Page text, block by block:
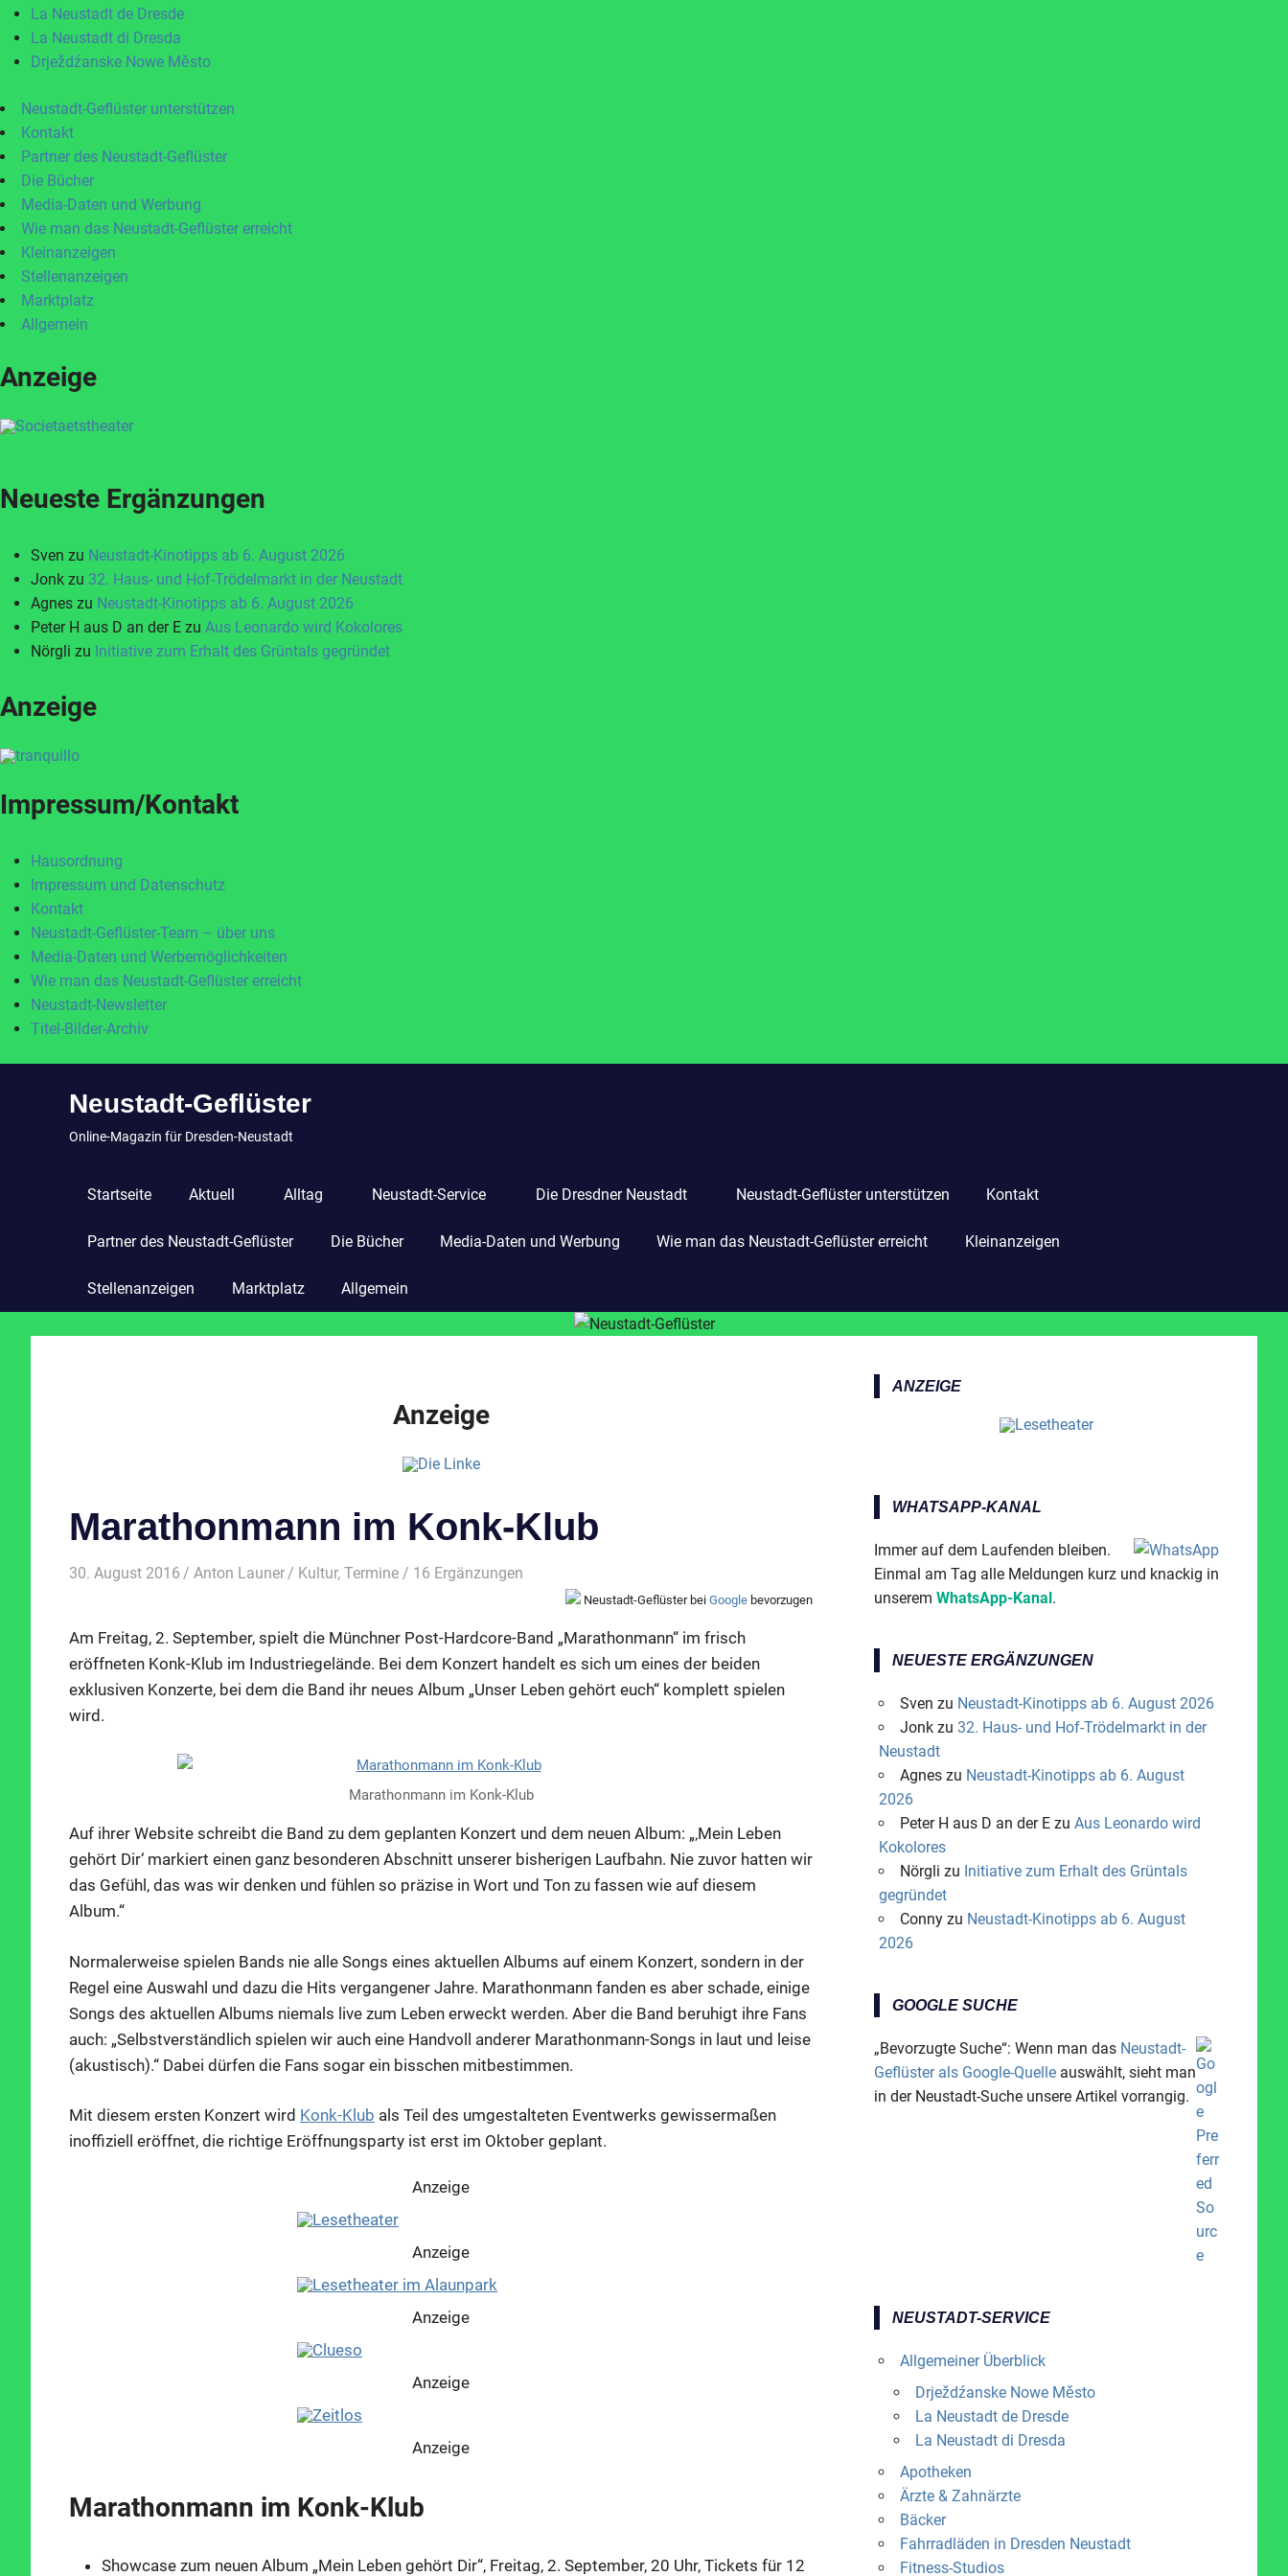
La Neustadt de Dresde
La Neustadt di Dresda
Drježdźanske Nowe Město
Neustadt-Geflüster unterstützen
Kontakt
Partner des Neustadt-Geflüster
Die Bücher
Media-Daten und Werbung
Wie man das Neustadt-Geflüster erreicht
Kleinanzeigen
Stellenanzeigen
Marktplatz
Allgemein
Anzeige
Neueste Ergänzungen
Sven zu Neustadt-Kinotipps ab 6. August 2026
Jonk zu 32. Haus- und Hof-Trödelmarkt in der Neustadt
Agnes zu Neustadt-Kinotipps ab 6. August 2026
Peter H aus D an der E zu Aus Leonardo wird Kokolores
Nörgli zu Initiative zum Erhalt des Grüntals gegründet
Anzeige
Impressum/Kontakt
Hausordnung
Impressum und Datenschutz
Kontakt
Neustadt-Geflüster-Team – über uns
Media-Daten und Werbemöglichkeiten
Wie man das Neustadt-Geflüster erreicht
Neustadt-Newsletter
Titel-Bilder-Archiv
Neustadt-Geflüster
Online-Magazin für Dresden-Neustadt
Startseite Aktuell Alltag Neustadt-Service Die Dresdner Neustadt Neustadt-Geflüster unterstützen Kontakt
Partner des Neustadt-Geflüster Die Bücher Media-Daten und Werbung Wie man das Neustadt-Geflüster erreicht Kleinanzeigen
Stellenanzeigen Marktplatz Allgemein
Anzeige
Marathonmann im Konk-Klub
30. August 2016 Anton Launer Kultur,Termine / 16 Ergänzungen
Neustadt-Geflüster bei Google bevorzugen
Am Freitag, 2. September, spielt die Münchner Post-Hardcore-Band „Marathonmann“ im frisch
eröffneten Konk-Klub im Industriegelände. Bei dem Konzert handelt es sich um eines der beiden
exklusiven Konzerte, bei dem die Band ihr neues Album „Unser Leben gehört euch“ komplett spielen
wird.
Marathonmann im Konk-Klub
Auf ihrer Website schreibt die Band zu dem geplanten Konzert und dem neuen Album: „‚Mein Leben
gehört Dir‘ markiert einen ganz besonderen Abschnitt unserer bisherigen Laufbahn. Nie zuvor hatten wir
das Gefühl, das was wir denken und fühlen so präzise in Wort und Ton zu fassen wie auf diesem
Album.“
Normalerweise spielen Bands nie alle Songs eines aktuellen Albums auf einem Konzert, sondern in der
Regel eine Auswahl und dazu die Hits vergangener Jahre. Marathonmann fanden es aber schade, einige
Songs des aktuellen Albums niemals live zum Leben erweckt werden. Aber die Band beruhigt ihre Fans
auch: „Selbstverständlich spielen wir auch eine Handvoll anderer Marathonmann-Songs in laut und leise
(akustisch).“ Dabei dürfen die Fans sogar ein bisschen mitbestimmen.
Mit diesem ersten Konzert wird Konk-Klub als Teil des umgestalteten Eventwerks gewissermaßen
inoffiziell eröffnet, die richtige Eröffnungsparty ist erst im Oktober geplant.
Anzeige
Anzeige
Anzeige
Anzeige
Anzeige
Marathonmann im Konk-Klub
Showcase zum neuen Album „Mein Leben gehört Dir“, Freitag, 2. September, 20 Uhr, Tickets für 12
ANZEIGE
WHATSAPP-KANAL
Immer auf dem Laufenden bleiben.
Einmal am Tag alle Meldungen kurz und knackig in
unserem WhatsApp-Kanal.
NEUESTE ERGÄNZUNGEN
Sven zu Neustadt-Kinotipps ab 6. August 2026
Jonkzu 32. Haus- und Hof-Trödelmarkt in der
Neustadt
Agneszu Neustadt-Kinotipps ab 6. August
2026
Peter H aus D an der Ezu Aus Leonardo wird
Kokolores
Nörgli zu Initiative zum Erhalt des Grüntals
gegründet
Connyzu Neustadt-Kinotipps ab 6. August
2026
GOOGLE SUCHE
„Bevorzugte Suche“: Wenn man das Neustadt-
Geflüster als Google-Quelle auswählt, sieht man
in der Neustadt-Suche unsere Artikel vorrangig.
NEUSTADT-SERVICE
Allgemeiner Überblick
Drježdźanske Nowe Město
La Neustadt de Dresde
La Neustadt di Dresda
Apotheken
Ärzte & Zahnärzte
Bäcker
Fahrradläden in Dresden Neustadt
Fitness-Studios